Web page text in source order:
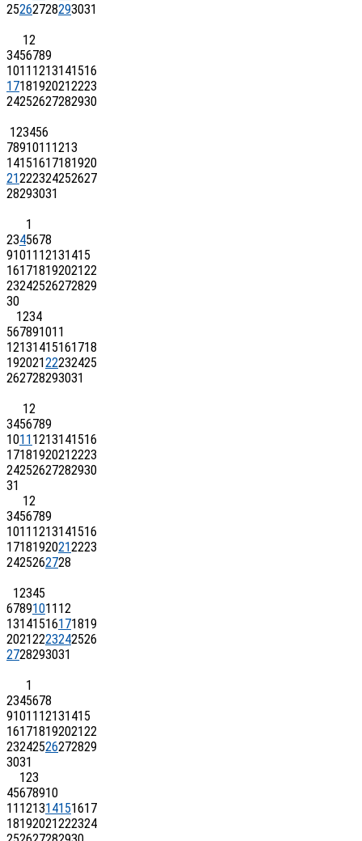
25262728293031
12
3456789
10111213141516
17181920212223
24252627282930
123456
78910111213
14151617181920
21222324252627
28293031
1
2345678
9101112131415
16171819202122
23242526272829
30
1234
567891011
12131415161718
19202122232425
262728293031
12
3456789
10111213141516
17181920212223
24252627282930
31
12
3456789
10111213141516
17181920212223
2425262728
12345
6789101112
13141516171819
20212223242526
2728293031
1
2345678
9101112131415
16171819202122
23242526272829
3031
123
45678910
11121314151617
18192021222324